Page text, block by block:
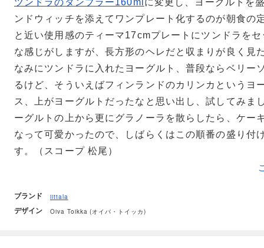
ツンドラのタンブラー160ml に変更し、ヨーグルトを
ンドウィッチを添えてワンプレート化するのが朝食の
と近い使用感のティーマ17cmプレートにツンドラを
な感じがしますが、長方形のヘレだと収まりが良く見
なみにツンドラに入れたヨーグルト、普段ならベリー
るけど、そういえばフィンランドのカリンカというヨ
ス、上がヨーグルトだったなと思い出し、試してみま
ーグルトの上から更にグラノーラを散らしたら、ケー
なって可愛かったので、しばらくはこの順番の盛り付
す。（スコープ 松尾）
ブランド iittala
デザイン Oiva Toikka (オイバ・トイッカ)